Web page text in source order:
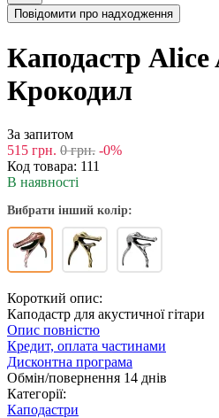
Повідомити про надходження
Каподастр Alice
Крокодил
За запитом
515 грн. 0 грн. -0%
Код товара: 111
В наявності
Вибрати інший колір:
Короткий опис:
Каподастр для акустичної гітари
Опис повністю
Кредит, оплата частинами
Дисконтна програма
Обмін/повернення 14 днів
Категорії:
Каподастри